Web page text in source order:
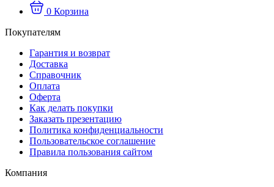
0 Корзина
Покупателям
Гарантия и возврат
Доставка
Справочник
Оплата
Оферта
Как делать покупки
Заказать презентацию
Политика конфиденциальности
Пользовательское соглашение
Правила пользования сайтом
Компания